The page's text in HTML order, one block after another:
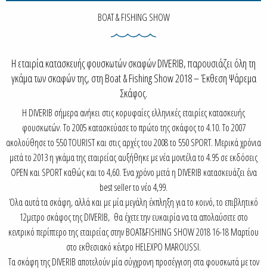
BOAT & FISHING SHOW
Η εταιρία κατασκευής φουσκωτών σκαφών DIVERIB, παρουσιάζει όλη τη
γκάμα των σκαφών της, στη Boat & Fishing Show 2018 – Έκθεση Ψάρεμα
Σκάφος.
Η DIVERIB σήμερα ανήκει στις κορυφαίες ελληνικές εταιρίες κατασκευής
φουσκωτών. Το 2005 κατασκεύασε το πρώτο της σκάφος το 4.10. Το 2007
ακολούθησε το 550 TOURIST και στις αρχές του 2008 το 550 SPORT. Μερικά χρόνια
μετά το 2013 η γκάμα της εταιρείας αυξήθηκε με νέα μοντέλα το 4.95 σε εκδόσεις
OPEN και SPORT καθώς και το 4,60. Ένα χρόνο μετά η DIVERIB κατασκευάζει ένα
best seller το νέο 4,99.
Όλα αυτά τα σκάφη, αλλά και με μία μεγάλη έκπληξη για το κοινό, το επιβλητικό
12μετρο σκάφος της DIVERIB, θα έχετε την ευκαιρία να τα απολαύσετε στο
κεντρικό περίπτερο της εταιρείας στην BOAT&FISHING SHOW 2018 16-18 Μαρτίου
στο εκθεσιακό κέντρο HELEXPO MAROUSSI.
Τα σκάφη της DIVERIB αποτελούν μία σύγχρονη προσέγγιση στα φουσκωτά με τον